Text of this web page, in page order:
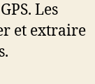
Les
et extraire